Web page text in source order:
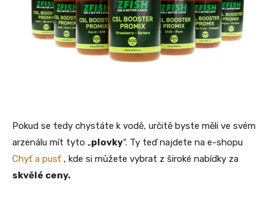
Pokud se tedy chystáte k vodě, určitě byste měli ve svém
arzenálu mít tyto „plovky“. Ty teď najdete na e-shopu
Chyť a pusť , kde si můžete vybrat z široké nabídky za
skvělé ceny.